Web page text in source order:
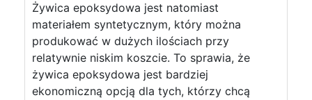
Żywica epoksydowa jest natomiast
materiałem syntetycznym, który można
produkować w dużych ilościach przy
relatywnie niskim koszcie. To sprawia, że
żywica epoksydowa jest bardziej
ekonomiczną opcją dla tych, którzy chcą